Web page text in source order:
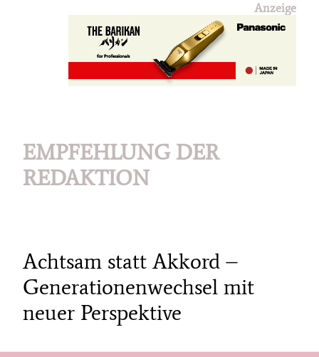
Anzeige
EMPFEHLUNG DER
REDAKTION
Achtsam statt Akkord –
Generationenwechsel mit
neuer Perspektive